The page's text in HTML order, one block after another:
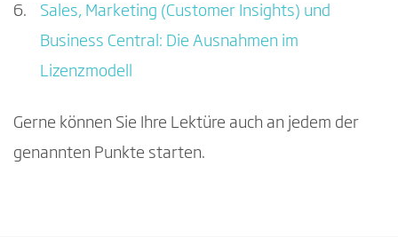
Sales, Marketing (Customer Insights) und
Business Central: Die Ausnahmen im
Lizenzmodell
Gerne können Sie Ihre Lektüre auch an jedem der
genannten Punkte starten.